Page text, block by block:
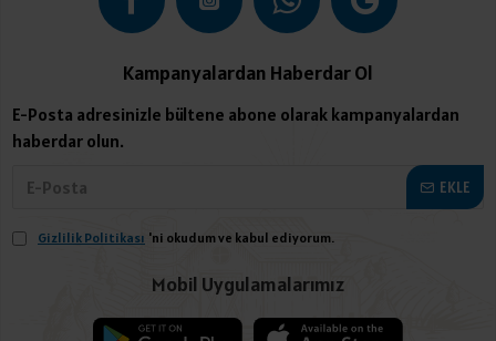
Kampanyalardan Haberdar Ol
E-Posta adresinizle bültene abone olarak kampanyalardan
haberdar olun.
EKLE
Gizlilik Politikası 'ni okudum ve kabul ediyorum.
Mobil Uygulamalarımız